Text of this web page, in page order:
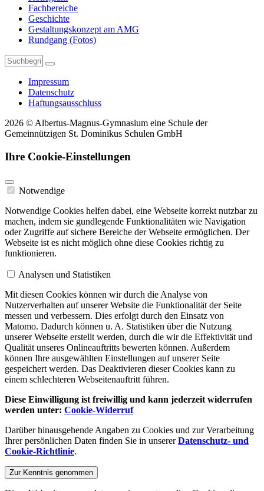
Fachbereiche
Geschichte
Gestaltungskonzept am AMG
Rundgang (Fotos)
Impressum
Datenschutz
Haftungsausschluss
2026 © Albertus-Magnus-Gymnasium eine Schule der
Gemeinnützigen St. Dominikus Schulen GmbH
Ihre Cookie-Einstellungen
Notwendige
Notwendige Cookies helfen dabei, eine Webseite korrekt nutzbar zu
machen, indem sie gundlegende Funktionalitäten wie Navigation
oder Zugriffe auf sichere Bereiche der Webseite ermöglichen. Der
Webseite ist es nicht möglich ohne diese Cookies richtig zu
funktionieren.
Analysen und Statistiken
Mit diesen Cookies können wir durch die Analyse von
Nutzerverhalten auf unserer Website die Funktionalität der Seite
messen und verbessern. Dies erfolgt durch den Einsatz von
Matomo. Dadurch können u. A. Statistiken über die Nutzung
unserer Webseite erstellt werden, durch die wir die Effektivität und
Qualität unseres Onlineauftritts bewerten können. Außerdem
können Ihre ausgewählten Einstellungen auf unserer Seite
gespeichert werden. Das Deaktivieren dieser Cookies kann zu
einem schlechteren Webseitenauftritt führen.
Diese Einwilligung ist freiwillig und kann jederzeit widerrufen
werden unter: Cookie-Widerruf
Darüber hinausgehende Angaben zu Cookies und zur Verarbeitung
Ihrer persönlichen Daten finden Sie in unsererDatenschutz- und
Cookie-Richtlinie.
Zur Kenntnis genommen